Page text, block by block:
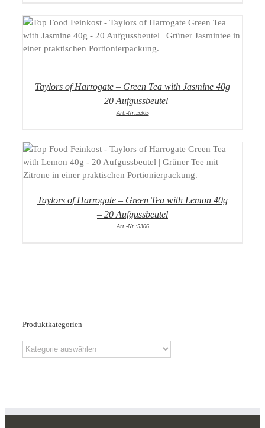
DETAILS
Taylors of Harrogate – Green Tea with Jasmine 40g
– 20 Aufgussbeutel
Art.-Nr.:5305
DETAILS
Taylors of Harrogate – Green Tea with Lemon 40g
– 20 Aufgussbeutel
Art.-Nr.:5306
Produktkategorien